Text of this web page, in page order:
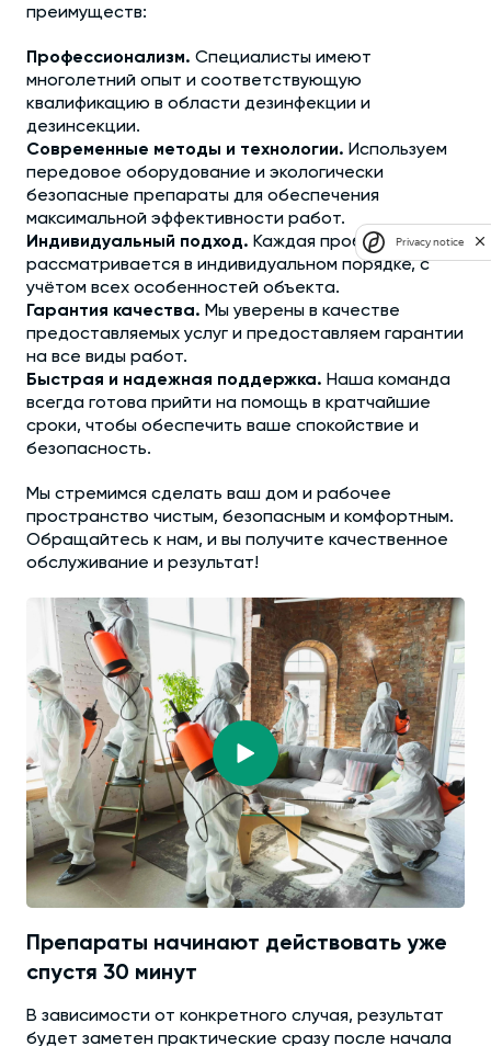
преимуществ:
Профессионализм. Специалисты имеют
многолетний опыт и соответствующую
квалификацию в области дезинфекции и
дезинсекции.
Современные методы и технологии. Используем
передовое оборудование и экологически
безопасные препараты для обеспечения
максимальной эффективности работ.
Индивидуальный подход. Каждая проблема
рассматривается в индивидуальном порядке, с
учётом всех особенностей объекта.
Гарантия качества. Мы уверены в качестве
предоставляемых услуг и предоставляем гарантии
на все виды работ.
Быстрая и надежная поддержка. Наша команда
всегда готова прийти на помощь в кратчайшие
сроки, чтобы обеспечить ваше спокойствие и
безопасность.
Мы стремимся сделать ваш дом и рабочее
пространство чистым, безопасным и комфортным.
Обращайтесь к нам, и вы получите качественное
обслуживание и результат!
Препараты начинают действовать уже
спустя 30 минут
В зависимости от конкретного случая, результат
будет заметен практические сразу после начала
Privacy notice